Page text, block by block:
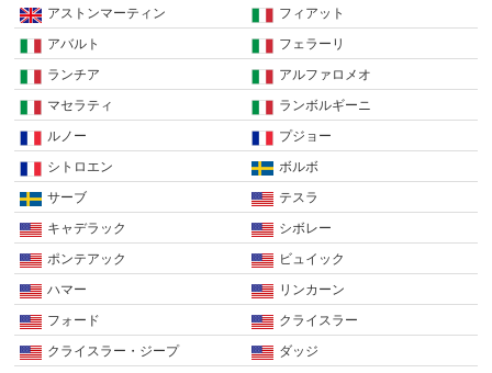
アストンマーティン
フィアット
アバルト
フェラーリ
ランチア
アルファロメオ
マセラティ
ランボルギーニ
ルノー
プジョー
シトロエン
ボルボ
サーブ
テスラ
キャデラック
シボレー
ポンテアック
ビュイック
ハマー
リンカーン
フォード
クライスラー
クライスラー・ジープ
ダッジ